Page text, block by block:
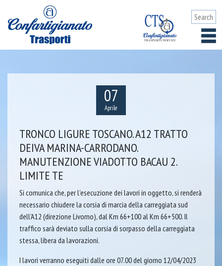
07
Aprile
TRONCO LIGURE TOSCANO. A12 TRATTO
DEIVA MARINA-CARRODANO.
MANUTENZIONE VIADOTTO BACAU 2.
LIMITE TE
Si comunica che, per l’esecuzione dei lavori in oggetto, si renderà
necessario chiudere la corsia di marcia della carreggiata sud
dell’A12 (direzione Livorno), dal Km 66+100 al Km 66+500. Il
traffico sarà deviato sulla corsia di sorpasso della carreggiata
stessa, libera da lavorazioni.
I lavori verranno eseguiti dalle ore 07.00 del giorno 12/04/2023